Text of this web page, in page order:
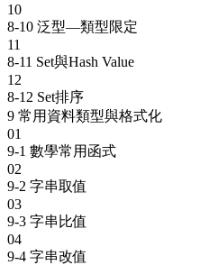
10
8-10 泛型—類型限定
11
8-11 Set與Hash Value
12
8-12 Set排序
9 常用資料類型與格式化
01
9-1 數學常用函式
02
9-2 字串取值
03
9-3 字串比值
04
9-4 字串改值